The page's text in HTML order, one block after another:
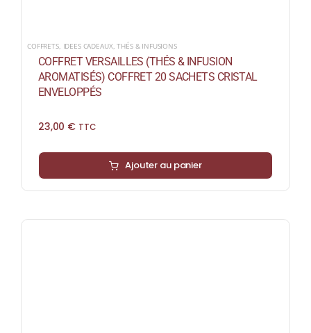
COFFRETS, IDEES CADEAUX,THÉS & INFUSIONS
COFFRET VERSAILLES (THÉS & INFUSION
AROMATISÉS) COFFRET 20 SACHETS CRISTAL
ENVELOPPÉS
23,00 € TTC
Ajouter au panier